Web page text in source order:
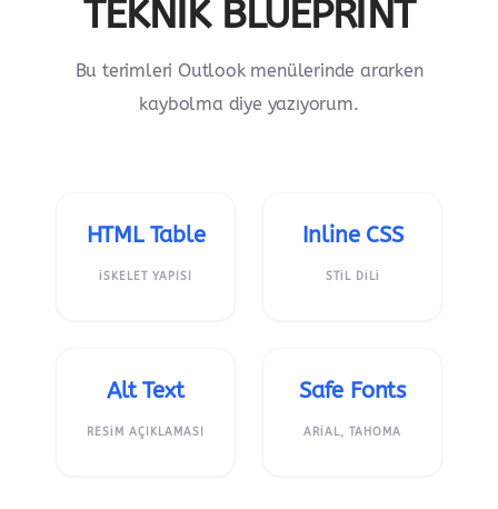
TEKNIK BLUEPRINT
Bu terimleri Outlook menülerinde ararken
kaybolma diye yazıyorum.
HTML Table
İSKELET YAPISI
Inline CSS
STIL DILI
Alt Text
RESIM AÇIKLAMASI
Safe Fonts
ARIAL, TAHOMA